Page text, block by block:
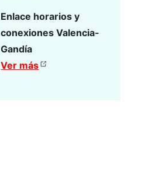
Enlace horarios y
conexiones Valencia-
Gandía
Ver más